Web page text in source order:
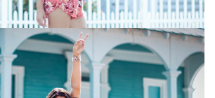
Please select
#2